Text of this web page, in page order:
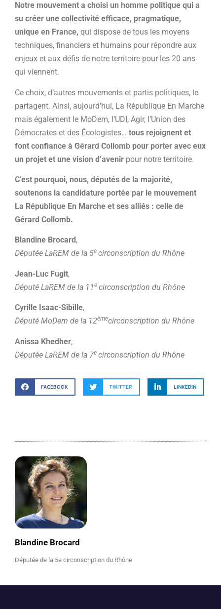
Blandine Brocard
Députée de la 5e circonscription du Rhône
Notre mouvement a choisi un homme politique qui a
su créer une collectivité efficace, pragmatique,
unique en France, qui dispose de tous les moyens
techniques, financiers et humains pour répondre aux
enjeux et aux défis de notre territoire pour les 20 ans
qui viennent.
Ce choix, d’autres mouvements et partis politiques, le
partagent. Ainsi, aujourd’hui, La République En Marche
mais également le MoDem, l’UDI, Agir, l’Union des
Démocrates et des Écologistes… tous rejoignent et
font confiance à Gérard Collomb pour porter avec eux
un projet et une vision d’avenir pour notre territoire.
C’est pourquoi, nous, députés de la majorité,
soutenons la candidature portée par le mouvement
La République En Marche et ses alliés : celle de
Gérard Collomb.
Blandine Brocard ,
Députée LaREM de la 5e circonscription du Rhône
Jean-Luc Fugit,
Député LaREM de la 11e circonscription du Rhône
Cyrille Isaac-Sibille,
Député MoDem de la 12èmecirconscription du Rhône
Anissa Khedher,
Députée LaREM de la 7e circonscription du Rhône
FACEBOOK TWITTER LINKEDIN